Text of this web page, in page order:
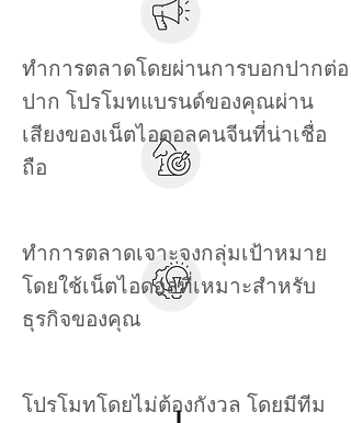
ทำการตลาดโดยผ่านการบอกปากต่อ
ปาก โปรโมทแบรนด์ของคุณผ่าน
เสียงของเน็ตไอดอลคนจีนที่น่าเชื่อ
ถือ
ทำการตลาดเจาะจงกลุ่มเป้าหมาย
โดยใช้เน็ตไอดอลที่เหมาะสำหรับ
ธุรกิจของคุณ
โปรโมทโดยไม่ต้องกังวล โดยมีทีม